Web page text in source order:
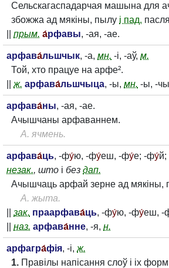
Сельскагаспадарчая машына для
збожжа ад мякіны, пылу і пад.
прым. а́рфавы, -ая, -ае.
арфава́льшчык, -а, мн. -і, -аў, м.
Той, хто працуе на арфе².
ж. арфава́льшчыца, -ы, мн. -ы, -
арфава́ны, -ая, -ае.
Ачышчаны арфаваннем.
А. ячмень.
арфава́ць, -фу́ю, -фу́еш, -фу́е; -фу́
незак., што і без дап.
Ачышчаць арфай зерне ад мякіны,
А. жыта.
зак. праарфава́ць, -фу́ю, -фу́еш, -
наз. арфава́нне, -я, н.
арфагра́фія, -і, ж.
1. Правілы напісання слоў і іх